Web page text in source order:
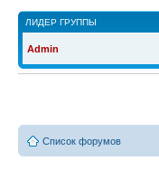
ЛИДЕР ГРУППЫ
Admin
Список форумов